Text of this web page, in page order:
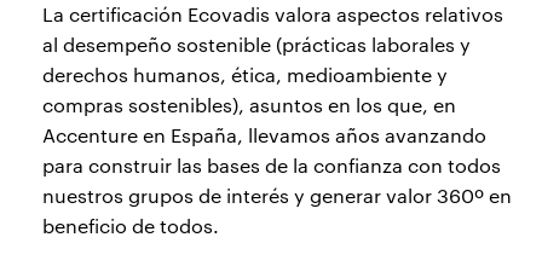
La certificación Ecovadis valora aspectos relativos
al desempeño sostenible (prácticas laborales y
derechos humanos, ética, medioambiente y
compras sostenibles), asuntos en los que, en
Accenture en España, llevamos años avanzando
para construir las bases de la confianza con todos
nuestros grupos de interés y generar valor 360º en
beneficio de todos.